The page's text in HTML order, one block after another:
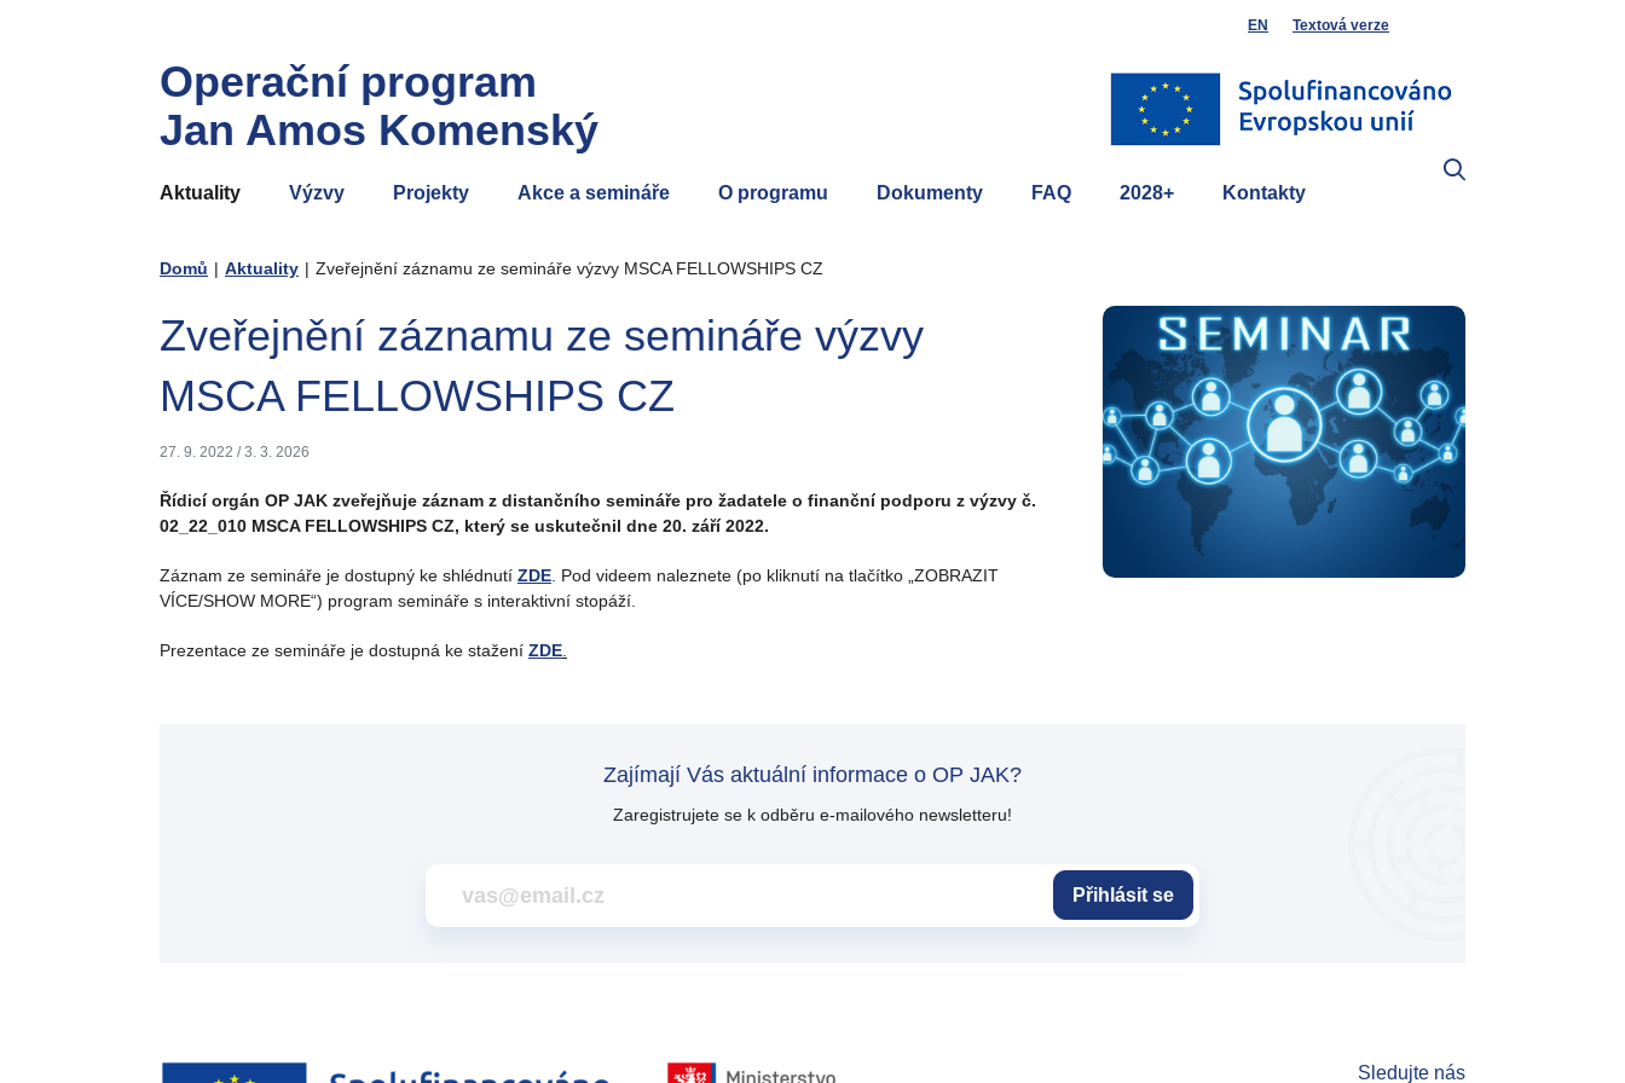
Operační program
Jan Amos Komenský
EN Textová verze
Aktuality Výzvy Projekty Akce a semináře O programu Dokumenty FAQ 2028+ Kontakty
Domů | Aktuality | Zveřejnění záznamu ze semináře výzvy MSCA FELLOWSHIPS CZ
Zveřejnění záznamu ze semináře výzvy
MSCA FELLOWSHIPS CZ
27. 9. 2022 / 3. 3. 2026
Řídicí orgán OP JAK zveřejňuje záznam z distančního semináře pro žadatele o finanční podporu z výzvy č.
02_22_010 MSCA FELLOWSHIPS CZ, který se uskutečnil dne 20. září 2022.
Záznam ze semináře je dostupný ke shlédnutí ZDE . Pod videem naleznete (po kliknutí na tlačítko „ZOBRAZIT
VÍCE/SHOW MORE“) program semináře s interaktivní stopáží.
Prezentace ze semináře je dostupná ke stažení ZDE
Zajímají Vás aktuální informace o OP JAK?
Zaregistrujete se k odběru e-mailového newsletteru!
Přihlásit se
Sledujte nás